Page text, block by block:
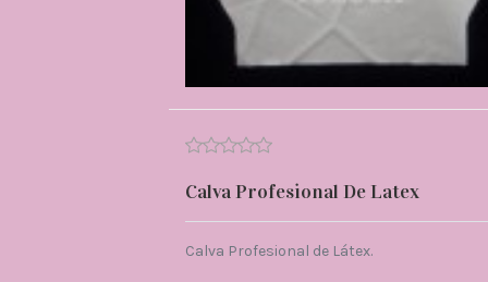
Calva Profesional De Latex
Calva Profesional de Látex.